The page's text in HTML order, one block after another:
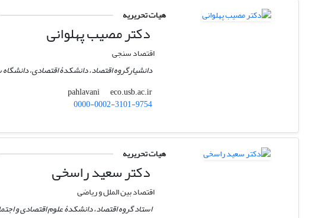
هیات تحریریه
دکتر مصیب پهلوانی
اقتصاد سنجی
دانشیارگروه اقتصاد، دانشکدۀ اقتصادی،
pahlavani
eco.usb.ac.ir
0000-0002-3101-9754
هیات تحریریه
دکتر سعید راسخی
اقتصاد بین الملل و ریاضی
استاد گروه اقتصاد، دانشکدۀ علوم اقتصادی و